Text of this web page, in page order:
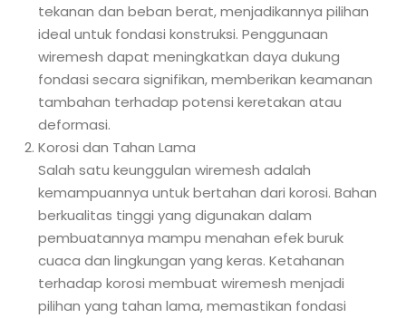
tekanan dan beban berat, menjadikannya pilihan
ideal untuk fondasi konstruksi. Penggunaan
wiremesh dapat meningkatkan daya dukung
fondasi secara signifikan, memberikan keamanan
tambahan terhadap potensi keretakan atau
deformasi.
Korosi dan Tahan Lama
Salah satu keunggulan wiremesh adalah
kemampuannya untuk bertahan dari korosi. Bahan
berkualitas tinggi yang digunakan dalam
pembuatannya mampu menahan efek buruk
cuaca dan lingkungan yang keras. Ketahanan
terhadap korosi membuat wiremesh menjadi
pilihan yang tahan lama, memastikan fondasi